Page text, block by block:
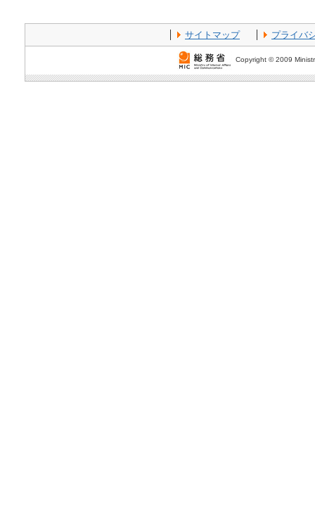
サイトマップ プライバ
Copyright © 2009